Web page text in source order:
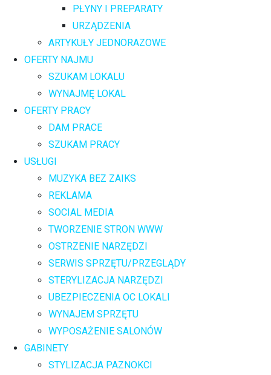
PŁYNY I PREPARATY
URZĄDZENIA
ARTYKUŁY JEDNORAZOWE
OFERTY NAJMU
SZUKAM LOKALU
WYNAJMĘ LOKAL
OFERTY PRACY
DAM PRACE
SZUKAM PRACY
USŁUGI
MUZYKA BEZ ZAIKS
REKLAMA
SOCIAL MEDIA
TWORZENIE STRON WWW
OSTRZENIE NARZĘDZI
SERWIS SPRZĘTU/PRZEGLĄDY
STERYLIZACJA NARZĘDZI
UBEZPIECZENIA OC LOKALI
WYNAJEM SPRZĘTU
WYPOSAŻENIE SALONÓW
GABINETY
STYLIZACJA PAZNOKCI